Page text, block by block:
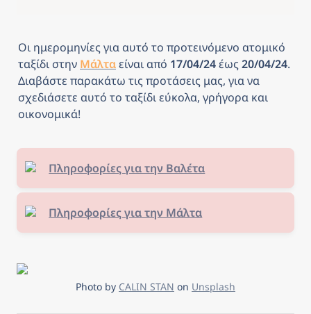
Οι ημερομηνίες για αυτό το προτεινόμενο ατομικό
ταξίδι στην Μάλταείναι από 17/04/24 έως 20/04/24.
Διαβάστε παρακάτω τις προτάσεις μας, για να
σχεδιάσετε αυτό το ταξίδι εύκολα, γρήγορα και
οικονομικά!
Πληροφορίες για την Βαλέτα
Πληροφορίες για την Μάλτα
Photo by CALIN STAN on Unsplash